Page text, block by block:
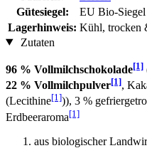
Gütesiegel:
EU Bio-Siegel
Lagerhinweis: Kühl, trocken
Zutaten
96 % Vollmilchschokolade[1]
22 % Vollmilchpulver[1],
(Lecithine[1])), 3 %
Erdbeeraroma[1]
aus biologischer